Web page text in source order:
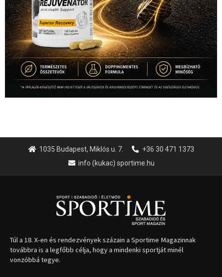
1035 Budapest, Miklós u. 7.
+36 30 471 1373
info (kukac) sportime.hu
Túl a 18. X-en és rendezvények százain a Sportime Magazinnak
továbbra is a legfőbb célja, hogy a mindenki sportját minél
vonzóbbá tegye.